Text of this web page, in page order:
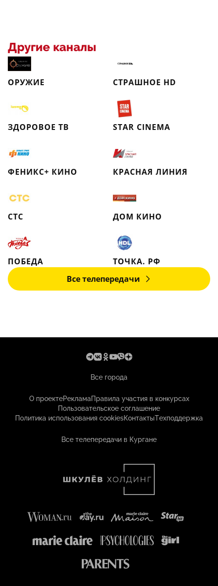
Другие каналы
ОРУЖИЕ СТРАШНОЕ HD
ЗДОРОВОЕ ТВ STAR CINEMA
ФЕНИКС+ КИНО КРАСНАЯ ЛИНИЯ
СТС ДОМ КИНО
ПОБЕДА
ТОЧКА. РФ
Все телепередачи
Все города
О проектеРекламаПравила участия в конкурсах
Пользовательское соглашение
Политика использования cookiesКонтактыТехподдержка
Все телепередачи в Кургане